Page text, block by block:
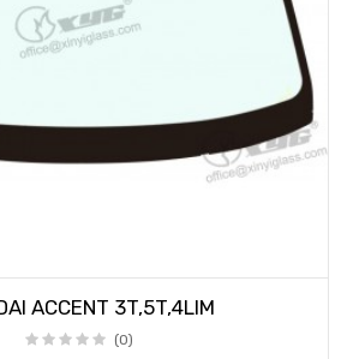
ACCENT 3T,5T,4LIM
(0)